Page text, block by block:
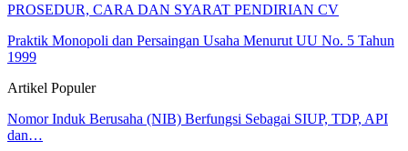
PROSEDUR, CARA DAN SYARAT PENDIRIAN CV
Praktik Monopoli dan Persaingan Usaha Menurut UU No. 5 Tahun
1999
Artikel Populer
Nomor Induk Berusaha (NIB) Berfungsi Sebagai SIUP, TDP, API
dan…